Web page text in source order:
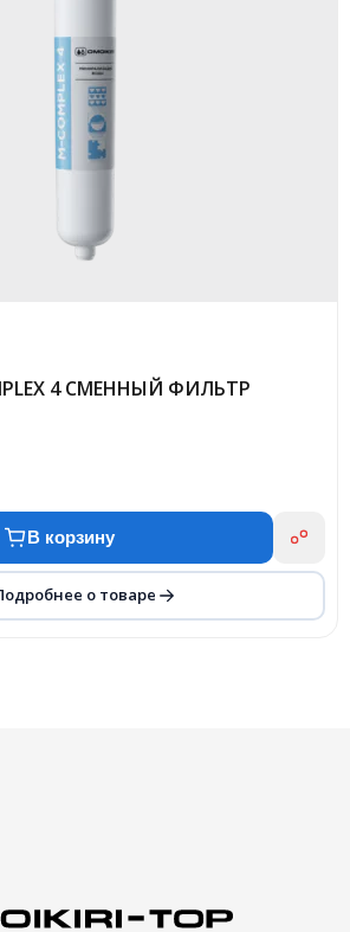
4 СМЕННЫЙ ФИЛЬТР
В корзину
о товаре